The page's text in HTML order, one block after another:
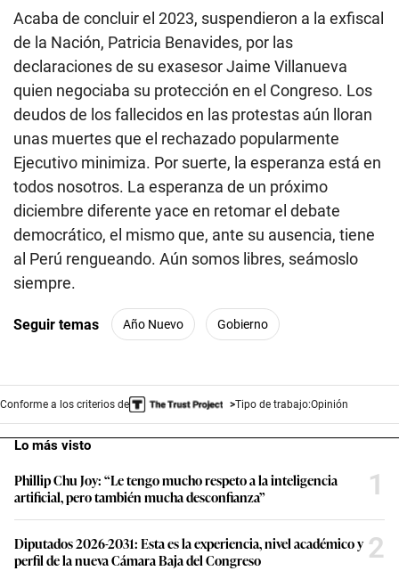
Acaba de concluir el 2023, suspendieron a la exfiscal
de la Nación, Patricia Benavides, por las
declaraciones de su exasesor Jaime Villanueva
quien negociaba su protección en el Congreso. Los
deudos de los fallecidos en las protestas aún lloran
unas muertes que el rechazado popularmente
Ejecutivo minimiza. Por suerte, la esperanza está en
todos nosotros. La esperanza de un próximo
diciembre diferente yace en retomar el debate
democrático, el mismo que, ante su ausencia, tiene
al Perú rengueando. Aún somos libres, seámoslo
siempre.
Seguir temas Año Nuevo Gobierno
Conforme a los criterios de Tipo de trabajo:Opinión
Lo más visto
Phillip Chu Joy: “Le tengo mucho respeto a la inteligencia
artificial, pero también mucha desconfianza”
1
Diputados 2026-2031: Esta es la experiencia, nivel académico y
perfil de la nueva Cámara Baja del Congreso
2